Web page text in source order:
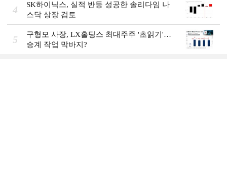
4
SK하이닉스, 실적 반등 성공한 솔리다임 나
스닥 상장 검토
5
구형모 사장, LX홀딩스 최대주주 '초읽기'…
승계 작업 막바지?